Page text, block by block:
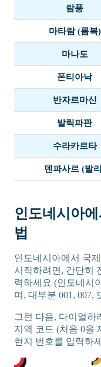
람풍
마타람 (롬복)
마나도
폰티아낙
반자르마신
발릭파판
수라카르타
덴파사르 (발
인도네시아
법
인도네시아에서 국
시작하려면, 간단히
력하세요 (인도네시
며, 대부분 001, 007,
그런 다음, 다이얼하
지역 코드 (처음 0을
현지 번호를 입력하